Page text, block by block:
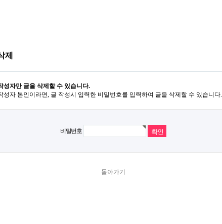
제
성자만 글을 삭제할 수 있습니다.
성자 본인이라면, 글 작성시 입력한 비밀번호를 입력하여 글을 삭제할 수 있습니다.
비밀번호
돌아가기